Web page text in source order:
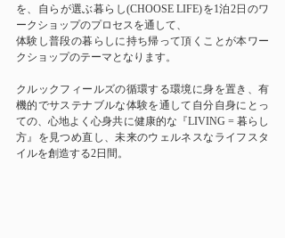
を、自らが選ぶ暮らし(CHOOSE LIFE)を1泊2日のワ
ークショップのプロセスを通して、
体験し普段の暮らしに持ち帰って頂くことが本ワー
クショップのテーマとなります。
クルックフィールズの循環する環境に身を置き、有
機的でサステナブルな体験を通して自分自身にとっ
ての、心地よく心身共に健康的な『LIVING = 暮らし
方』を見つめ直し、未来のウェルネスなライフスタ
イルを創造する2日間。